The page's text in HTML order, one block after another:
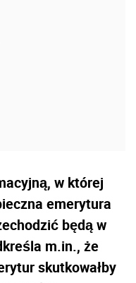
w której
emerytura
będą w
m.in., że
skutkowałby